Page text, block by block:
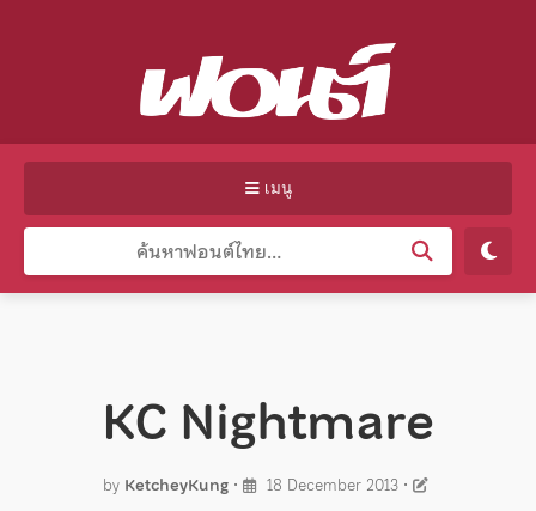
เมนู
KC Nightmare
by KetcheyKung• 18 December 2013•